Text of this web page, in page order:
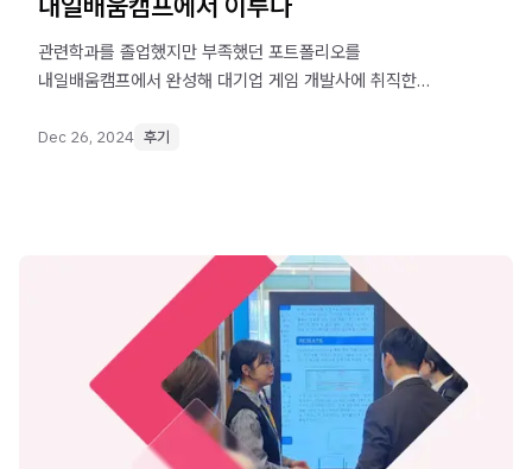
관련학과를 졸업했지만 부족했던 포트폴리오를
내일배움캠프에서 완성해 대기업 게임 개발사에 취직한
Dec 26, 2024 후기